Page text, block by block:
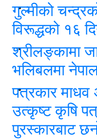
गुल्मीको
विरूद्धको १६
श्रीलङ्कामा
भलिबलमा
पत्रकार माधव
उत्कृष्ट कृषि
पुरस्कारबाट